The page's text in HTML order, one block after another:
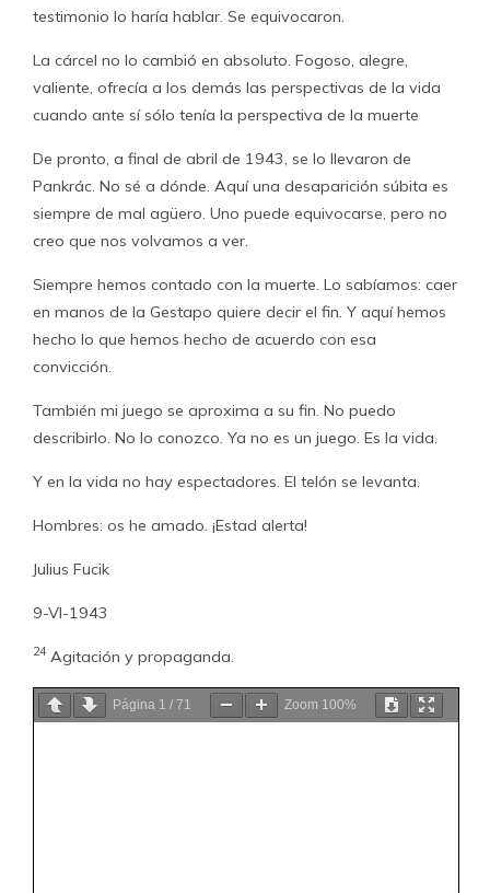
testimonio lo haría hablar. Se equivocaron.
La cárcel no lo cambió en absoluto. Fogoso, alegre,
valiente, ofrecía a los demás las perspectivas de la vida
cuando ante sí sólo tenía la perspectiva de la muerte
De pronto, a final de abril de 1943, se lo llevaron de
Pankrác. No sé a dónde. Aquí una desaparición súbita es
siempre de mal agüero. Uno puede equivocarse, pero no
creo que nos volvamos a ver.
Siempre hemos contado con la muerte. Lo sabíamos: caer
en manos de la Gestapo quiere decir el fin. Y aquí hemos
hecho lo que hemos hecho de acuerdo con esa
convicción.
También mi juego se aproxima a su fin. No puedo
describirlo. No lo conozco. Ya no es un juego. Es la vida.
Y en la vida no hay espectadores. El telón se levanta.
Hombres: os he amado. ¡Estad alerta!
Julius Fucik
9-VI-1943
24 Agitación y propaganda.
Página 1 / 71 Zoom 100%